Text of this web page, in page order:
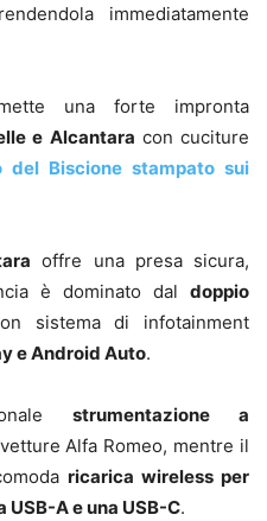
immediatamente
una forte impronta
e Alcantara con cuciture
del Biscione stampato sui
offre una presa sicura,
è dominato dal doppio
sistema di infotainment
e Android Auto.
strumentazione a
Alfa Romeo, mentre il
ricarica wireless per
USB-A e una USB-C.